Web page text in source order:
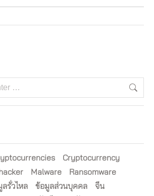
Cryptocurrency
hacker Malware
Ransomware
ลรั่วไหล ข้อมูลส่วนบุคคล
จีน